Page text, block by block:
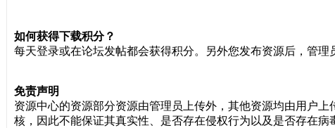
如何获得下载积分？
每天登录或在论坛发帖都会获得积分。另外您发布资源后，管理
免责声明
资源中心的资源部分资源由管理员上传外，其他资源均由用户
核，因此不能保证其真实性、是否存在侵权行为以及是否存在